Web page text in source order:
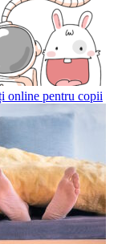
online pentru copii